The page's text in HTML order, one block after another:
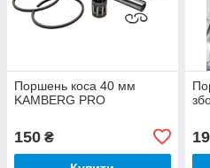
Поршень коса 40 мм
KAMBERG PRO
150 ₴